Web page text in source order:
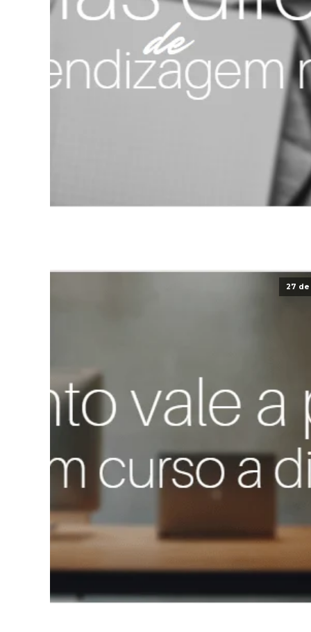
27 de